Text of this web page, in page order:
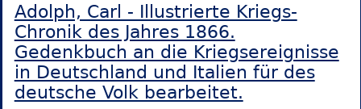
Adolph, Carl - Illustrierte Kriegs-
Chronik des Jahres 1866.
Gedenkbuch an die Kriegsereignisse
in Deutschland und Italien für des
deutsche Volk bearbeitet.